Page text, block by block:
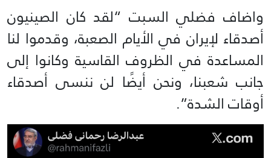
واضاف فضلي السبت “لقد كان الصينيون
أصدقاء لإيران في الأيام الصعبة، وقدموا لنا
المساعدة في الظروف القاسية وكانوا إلى
جانب شعبنا، ونحن أيضًا لن ننسى أصدقاء
أوقات الشدة”.